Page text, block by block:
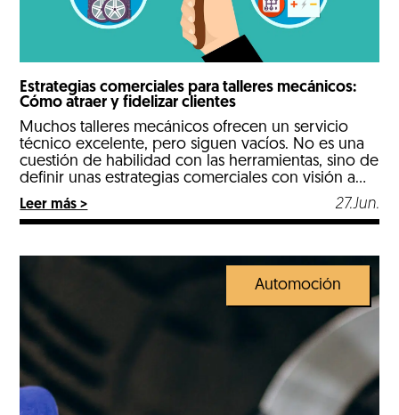
Estrategias comerciales para talleres mecánicos:
Cómo atraer y fidelizar clientes
Muchos talleres mecánicos ofrecen un servicio
técnico excelente, pero siguen vacíos. No es una
cuestión de habilidad con las herramientas, sino de
definir unas estrategias comerciales con visión a
futuro. En el día a día del taller, el marketing, la
fidelización de clientes, la gestión del negocio y
estrategias comerciales suelen quedar en segundo
Leer más > 27.Jun.
Automoción